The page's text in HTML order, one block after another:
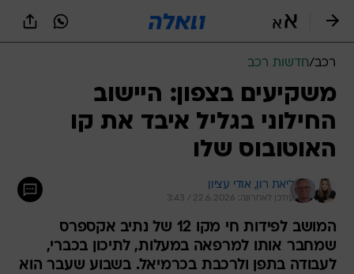
רכב/חדשות רכב
משקיעים בצפון: היישוב
החילוני בגליל איבד את קו
האוטובוס שלו
ליאת רון, אודי עציון
עודכן לאחרונה: 22.6.2026 / 3:43
המושב לפידות חי מקו 12 של נתיב אקספרס
שמחבר אותו למרפאה במעלות, לתיכון בכברי,
לעבודה בתפן ולרכבת בכרמיאל. בשבוע שעבר הוא